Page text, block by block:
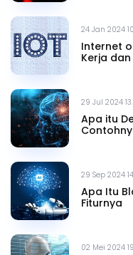
24 Jan 2024
Internet
Kerja
29 Jul 2024
Apa itu
29 Sep 2024
Apa Itu
Fiturnya
02 Mei 2024